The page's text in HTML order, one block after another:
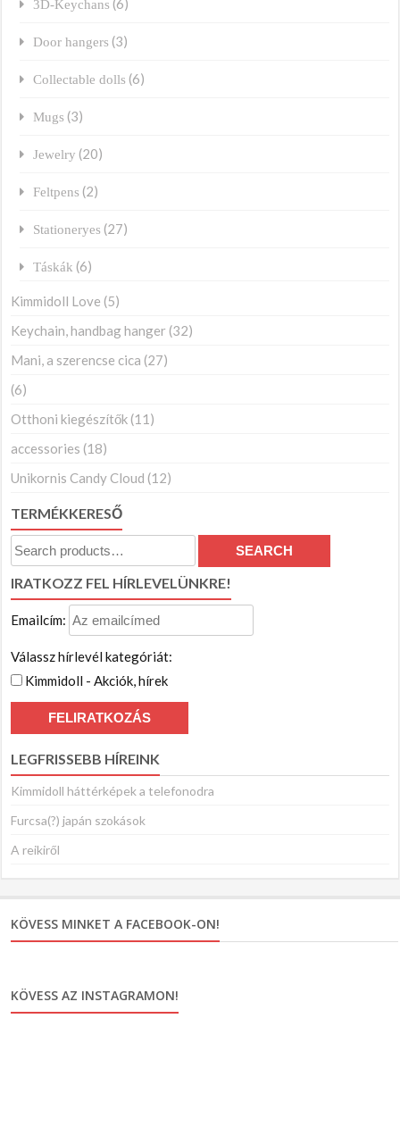
3D-Keychans (6)
Door hangers (3)
Collectable dolls (6)
Mugs (3)
Jewelry (20)
Feltpens (2)
Stationeryes (27)
Táskák (6)
Kimmidoll Love (5)
Keychain, handbag hanger (32)
Mani, a szerencse cica (27)
(6)
Otthoni kiegészítők (11)
accessories (18)
Unikornis Candy Cloud (12)
TERMÉKKERESŐ
Search
for:
SEARCH
IRATKOZZ FEL HÍRLEVELÜNKRE!
Emailcím:
Válassz hírlevél kategóriát:
Kimmidoll - Akciók, hírek
LEGFRISSEBB HÍREINK
Kimmidoll háttérképek a telefonodra
Furcsa(?) japán szokások
A reikiről
KÖVESS MINKET A FACEBOOK-ON!
KÖVESS AZ INSTAGRAMON!